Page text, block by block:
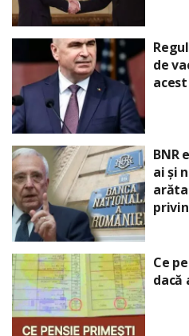
de
BNR
ai și
Ce
dacă